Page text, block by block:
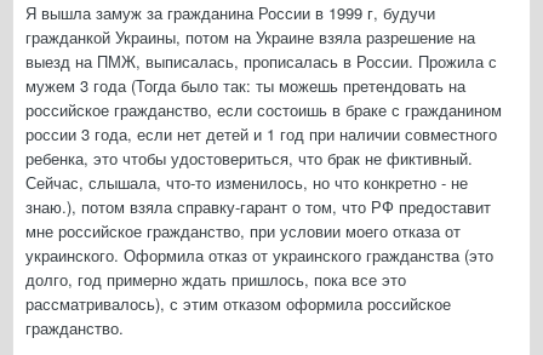
Я вышла замуж за гражданина России в 1999 г, будучи
гражданкой Украины, потом на Украине взяла разрешение на
выезд на ПМЖ, выписалась, прописалась в России. Прожила с
мужем 3 года (Тогда было так: ты можешь претендовать на
российское гражданство, если состоишь в браке с гражданином
россии 3 года, если нет детей и 1 год при наличии совместного
ребенка, это чтобы удостовериться, что брак не фиктивный.
Сейчас, слышала, что-то изменилось, но что конкретно - не
знаю.), потом взяла справку-гарант о том, что РФ предоставит
мне российское гражданство, при условии моего отказа от
украинского. Оформила отказ от украинского гражданства (это
долго, год примерно ждать пришлось, пока все это
рассматривалось), с этим отказом оформила российское
гражданство.